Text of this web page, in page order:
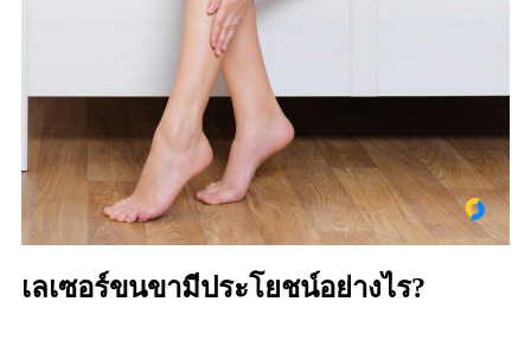
เลเซอร์ขนขามีประโยชน์อย่างไร?